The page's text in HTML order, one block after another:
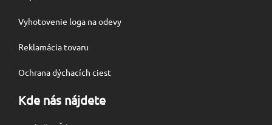
Vyhotovenie loga na odevy
Reklamácia tovaru
Ochrana dýchacích ciest
Kde nás nájdete